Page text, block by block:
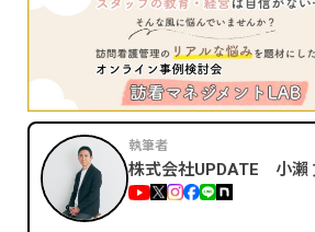
執筆者
株式会社UPDATE 小瀨